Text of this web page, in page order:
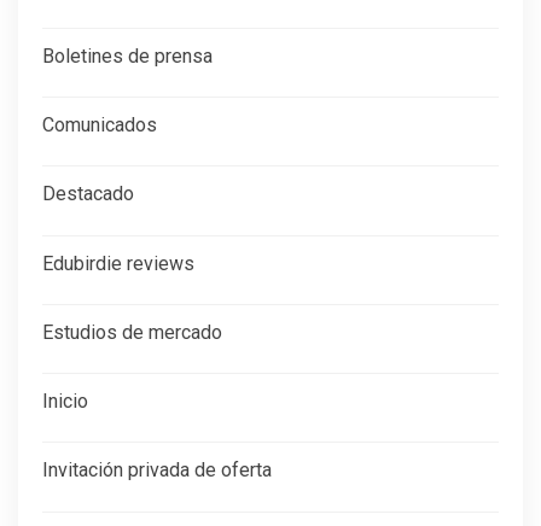
Boletines de prensa
Comunicados
Destacado
Edubirdie reviews
Estudios de mercado
Inicio
Invitación privada de oferta